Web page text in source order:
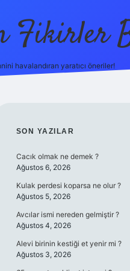
Fikirler
havalandıran yaratıcı öneriler!
SIDEBAR
SON YAZILAR
Cacık olmak ne demek ?
Ağustos 6, 2026
Kulak perdesi koparsa ne olur ?
Ağustos 5, 2026
Avcılar ismi nereden gelmiştir ?
Ağustos 4, 2026
Alevi birinin kestiği et yenir mi ?
Ağustos 3, 2026